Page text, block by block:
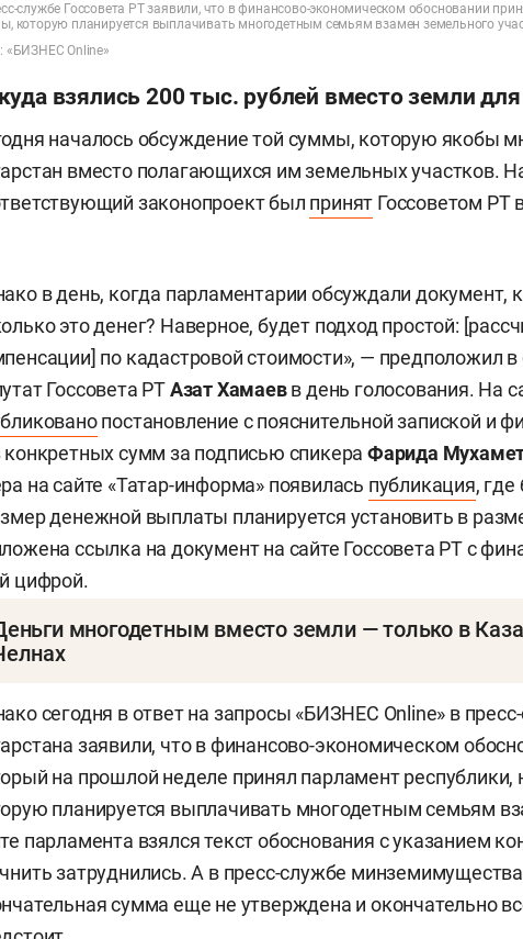
службе Госсовета РТ заявили, что в финансово-экономическом обосновании
которую планируется выплачивать многодетным семьям взамен земельного
«БИЗНЕС Online»
взялись 200 тыс. рублей вместо земли
началось обсуждение той суммы, которую якобы
вместо полагающихся им земельных участков.
законопроект был принят Госсоветом РТ
в день, когда парламентарии обсуждали документ,
это денег? Наверное, будет подход простой:
по кадастровой стоимости», — предположил
Госсовета РТАзат Хамаевв день голосования. На
постановление с пояснительной запиской и
конкретных сумм за подписью спикера Фарида
на сайте «Татар-информа» появилась публикация,
денежной выплаты планируется установить в
ссылка на документ на сайте Госсовета РТ с
цифрой.
многодетным вместо земли — только в
многодетные семьи в Татарстане могут
попадают семьи, в которых трое или более
не менее пяти лет и нуждаться в
Госсовета, напомним, распространится на Казань
там остро стоит проблема нехватки участков. Пока
сегодня в ответ на запросы «БИЗНЕС Online» в
заявили, что в финансово-экономическом
на прошлой неделе принял парламент
планируется выплачивать многодетным семьям
парламента взялся текст обоснования с указанием
затруднились. А в пресс-службе
сумма еще не утверждена и окончательно